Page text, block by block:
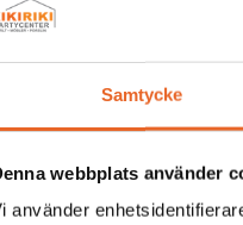
Samtycke
webbplats använder
använder